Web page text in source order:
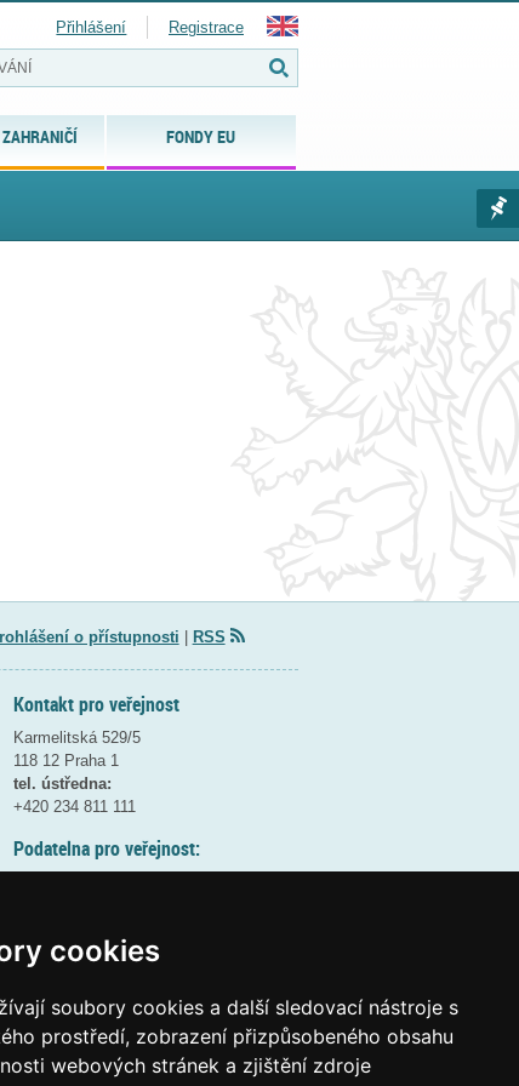
cookies
soubory cookies a další sledovací nástroje s
prostředí, zobrazení přizpůsobeného obsahu
webových stránek a zjištění zdroje
FONDY EU
Přihlášení Registrace
o přístupnosti RSS
Kontakt pro veřejnost
Karmelitská 529/5
118 12 Praha 1
tel. ústředna:
+420 234 811 111
Podatelna pro veřejnost:
(více informací
Elektronická podatelna:
posta@msmtgov cz